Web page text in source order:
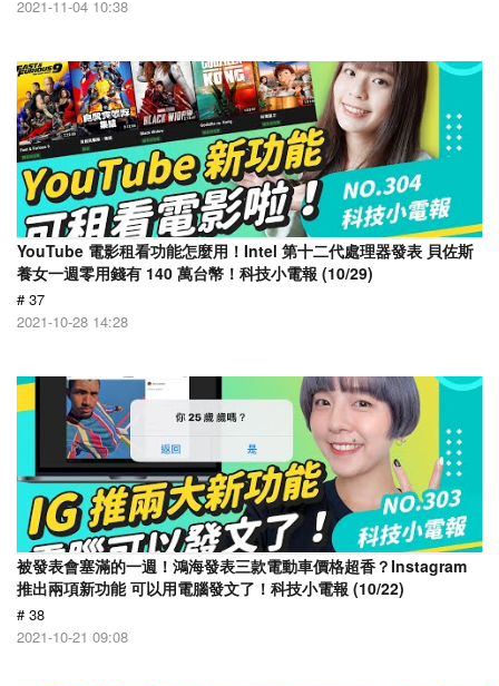
2021-11-04 10:38
YouTube 電影租看功能怎麼用！Intel 第十二代處理器發表 貝佐斯
養女一週零用錢有 140 萬台幣！科技小電報 (10/29)
# 37
2021-10-28 14:28
被發表會塞滿的一週！鴻海發表三款電動車價格超香？Instagram
推出兩項新功能 可以用電腦發文了！科技小電報 (10/22)
# 38
2021-10-21 09:08